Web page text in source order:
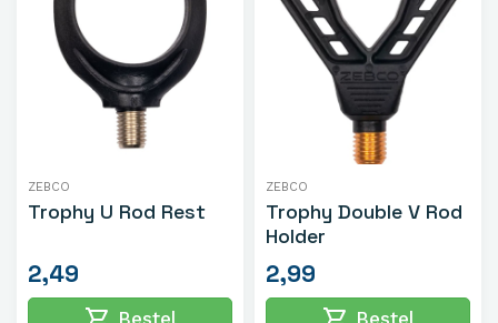
ZEBCO
Trophy U Rod Rest
2,49
Bestel
ZEBCO
Trophy Double V Rod
Holder
2,99
Bestel